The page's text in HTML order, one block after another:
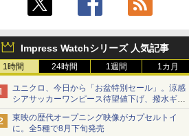
Impress Watchシリーズ 人気記事
1時間 24時間 1週間 1カ月
ユニクロ、今日から「お盆特別セール」。涼感
シアサッカーワンピース待望値下げ、撥水ギア
ショーツは1990円に
東映の歴代オープニング映像がカプセルトイ
に。全5種で8月下旬発売